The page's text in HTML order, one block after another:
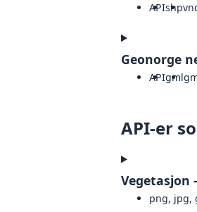
APIshp
Geonorge
APIgml
API-er
Vegetasjon
png, jpg,